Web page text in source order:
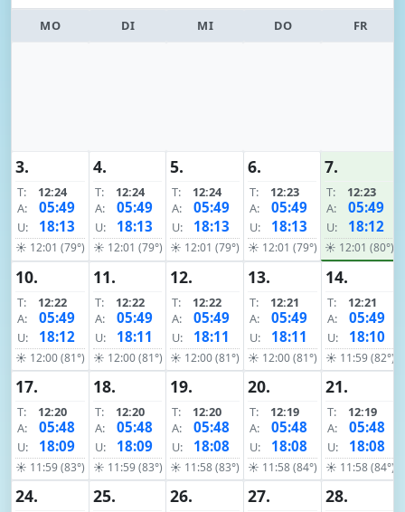
MO DI MI DO FR
3.
T:
12:24
A:
05:49
U: 18:13
☀ 12:01 (79°)
4.
T:
12:24
A:
05:49
U: 18:13
☀ 12:01 (79°)
5.
T:
12:24
A:
05:49
U: 18:13
☀ 12:01 (79°)
6.
T:
12:23
A:
05:49
U: 18:13
☀ 12:01 (79°)
7.
T:
12:23
A:
05:49
U: 18:12
☀ 12:01 (80°)
10.
T:
12:22
A:
05:49
U: 18:12
☀ 12:00 (81°)
11.
T:
12:22
A:
05:49
U: 18:11
☀ 12:00 (81°)
12.
T:
12:22
A:
05:49
U: 18:11
☀ 12:00 (81°)
13.
T:
12:21
A:
05:49
U: 18:11
☀ 12:00 (81°)
14.
T:
12:21
A:
05:49
U: 18:10
☀ 11:59 (82°)
17.
T:
12:20
A:
05:48
U: 18:09
☀ 11:59 (83°)
18.
T:
12:20
A:
05:48
U: 18:09
☀ 11:59 (83°)
19.
T:
12:20
A:
05:48
U: 18:08
☀ 11:58 (83°)
20.
T:
12:19
A:
05:48
U: 18:08
☀ 11:58 (84°)
21.
T:
12:19
A:
05:48
U: 18:08
☀ 11:58 (84°)
24. 25. 26. 27. 28.